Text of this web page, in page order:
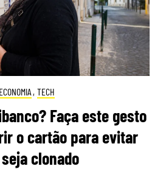
ECONOMIA , TECH
Faça este gesto
o cartão para evitar
clonado